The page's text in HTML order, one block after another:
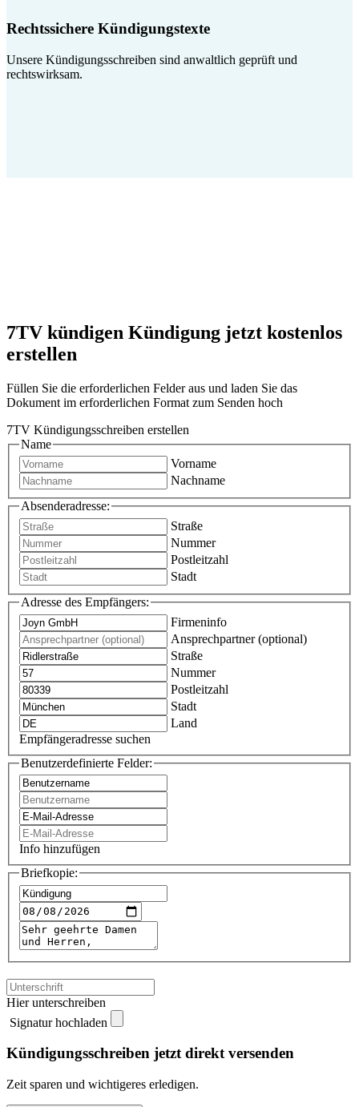
Rechtssichere Kündigungstexte
Unsere Kündigungsschreiben sind anwaltlich geprüft und
rechtswirksam.
7TV kündigen Kündigung jetzt kostenlos
erstellen
Füllen Sie die erforderlichen Felder aus und laden Sie das
Dokument im erforderlichen Format zum Senden hoch
7TV Kündigungsschreiben erstellen
Name
Vorname
Nachname
Absenderadresse:
Straße
Nummer
Postleitzahl
Stadt
Adresse des Empfängers:
Firmeninfo
Ansprechpartner (optional)
Straße
Nummer
Postleitzahl
Stadt
Land
Empfängeradresse suchen
Benutzerdefinierte Felder:
Info hinzufügen
Briefkopie:
Hier unterschreiben
Signatur hochladen
Kündigungsschreiben jetzt direkt versenden
Zeit sparen und wichtigeres erledigen.